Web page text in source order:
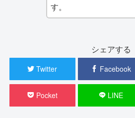
す。
シェアする
Twitter Facebook
Pocket LINE